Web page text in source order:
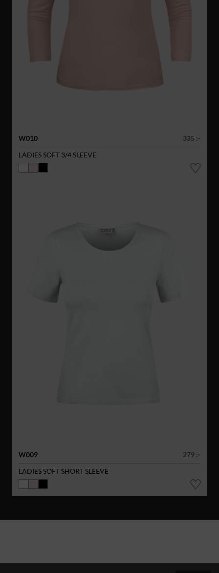
W010
335 :-
LADIES SOFT 3/4 SLEEVE
W009
279 :-
LADIES SOFT SHORT SLEEVE